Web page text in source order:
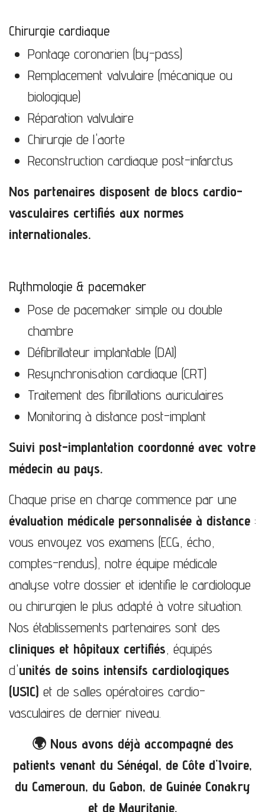
Chirurgie cardiaque
Pontage coronarien (by-pass)
Remplacement valvulaire (mécanique ou
biologique)
Réparation valvulaire
Chirurgie de l'aorte
Reconstruction cardiaque post-infarctus
Nos partenaires disposent de blocs cardio-
vasculaires certifiés aux normes
internationales.
Rythmologie & pacemaker
Pose de pacemaker simple ou double
chambre
Défibrillateur implantable (DAI)
Resynchronisation cardiaque (CRT)
Traitement des fibrillations auriculaires
Monitoring à distance post-implant
Suivi post-implantation coordonné avec votre
médecin au pays.
Chaque prise en charge commence par une
évaluation médicale personnalisée à distance :
vous envoyez vos examens (ECG, écho,
comptes-rendus), notre équipe médicale
analyse votre dossier et identifie le cardiologue
ou chirurgien le plus adapté à votre situation.
Nos établissements partenaires sont des
cliniques et hôpitaux certifiés, équipés
d'unités de soins intensifs cardiologiques
(USIC) et de salles opératoires cardio-
vasculaires de dernier niveau.
🌍 Nous avons déjà accompagné des
patients venant du Sénégal, de Côte d'Ivoire,
du Cameroun, du Gabon, de Guinée Conakry
et de Mauritanie.